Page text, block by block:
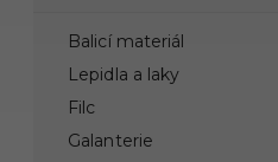
Balicí materiál
Lepidla a laky
Filc
Galanterie